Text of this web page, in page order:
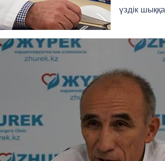
үздік